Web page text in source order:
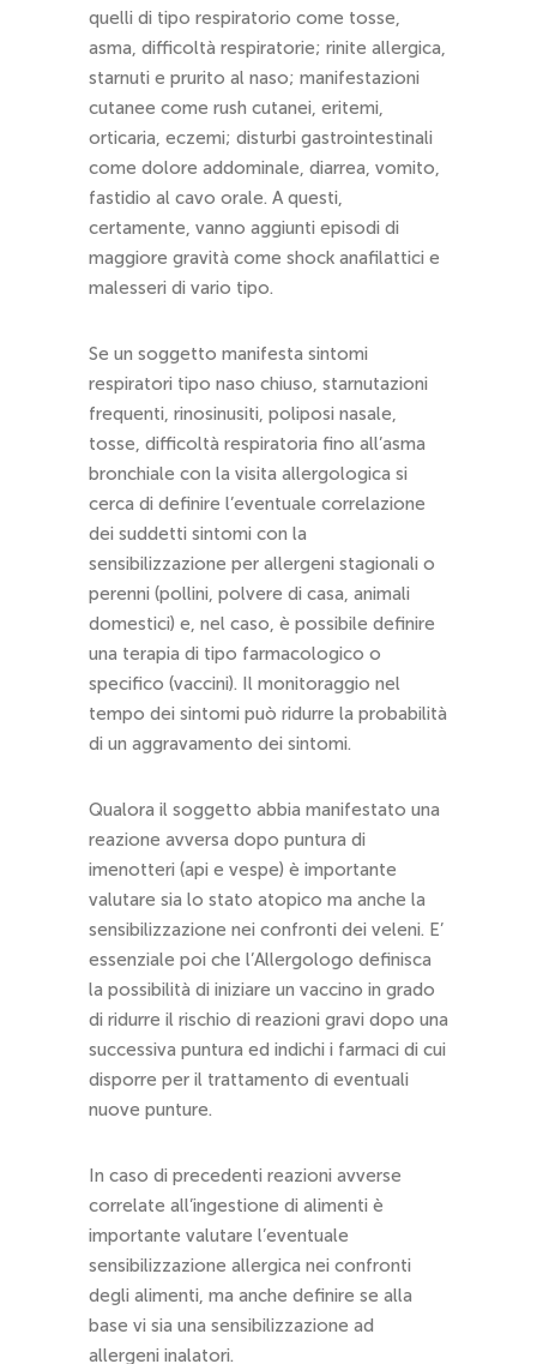
quelli di tipo respiratorio come tosse,
asma, difficoltà respiratorie; rinite allergica,
starnuti e prurito al naso; manifestazioni
cutanee come rush cutanei, eritemi,
orticaria, eczemi; disturbi gastrointestinali
come dolore addominale, diarrea, vomito,
fastidio al cavo orale. A questi,
certamente, vanno aggiunti episodi di
maggiore gravità come shock anafilattici e
malesseri di vario tipo.
Se un soggetto manifesta sintomi
respiratori tipo naso chiuso, starnutazioni
frequenti, rinosinusiti, poliposi nasale,
tosse, difficoltà respiratoria fino all’asma
bronchiale con la visita allergologica si
cerca di definire l’eventuale correlazione
dei suddetti sintomi con la
sensibilizzazione per allergeni stagionali o
perenni (pollini, polvere di casa, animali
domestici) e, nel caso, è possibile definire
una terapia di tipo farmacologico o
specifico (vaccini). Il monitoraggio nel
tempo dei sintomi può ridurre la probabilità
di un aggravamento dei sintomi.
Qualora il soggetto abbia manifestato una
reazione avversa dopo puntura di
imenotteri (api e vespe) è importante
valutare sia lo stato atopico ma anche la
sensibilizzazione nei confronti dei veleni. E’
essenziale poi che l’Allergologo definisca
la possibilità di iniziare un vaccino in grado
di ridurre il rischio di reazioni gravi dopo una
successiva puntura ed indichi i farmaci di cui
disporre per il trattamento di eventuali
nuove punture.
In caso di precedenti reazioni avverse
correlate all’ingestione di alimenti è
importante valutare l’eventuale
sensibilizzazione allergica nei confronti
degli alimenti, ma anche definire se alla
base vi sia una sensibilizzazione ad
allergeni inalatori.